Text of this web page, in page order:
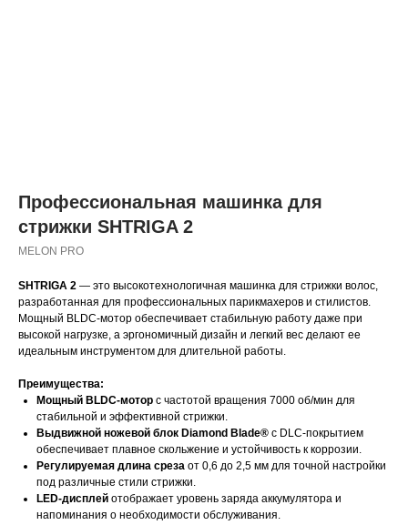
Профессиональная машинка для
стрижки SHTRIGA 2
MELON PRO
SHTRIGA 2 — это высокотехнологичная машинка для стрижки волос,
разработанная для профессиональных парикмахеров и стилистов.
Мощный BLDC-мотор обеспечивает стабильную работу даже при
высокой нагрузке, а эргономичный дизайн и легкий вес делают ее
идеальным инструментом для длительной работы.
Преимущества:
Мощный BLDC-мотор с частотой вращения 7000 об/мин для
стабильной и эффективной стрижки.
Выдвижной ножевой блок Diamond Blade® с DLC-покрытием
обеспечивает плавное скольжение и устойчивость к коррозии.
Регулируемая длина среза от 0,6 до 2,5 мм для точной настройки
под различные стили стрижки.
LED-дисплей отображает уровень заряда аккумулятора и
напоминания о необходимости обслуживания.